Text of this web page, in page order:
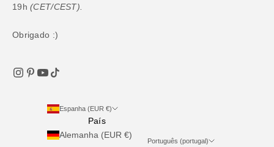
19h(CET/CEST).
Obrigado :)
Espanha (EUR €)
País
Alemanha (EUR €)
Português (portugal)